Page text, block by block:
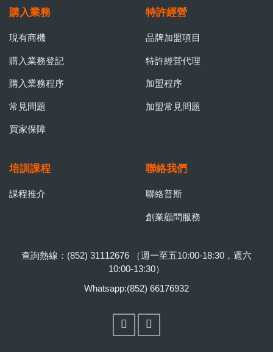
購入業務
現有商機
購入業務登記
購入業務程序
常見問題
買家保障
特許經營
品牌加盟項目
特許經營代理
加盟程序
加盟常見問題
培訓課程
課程推介
聯絡我們
聯絡普斯
創業顧問服務
查詢熱線：(852) 31112676 （週一至五10:00-18:30，週六
10:00-13:30）
Whatsapp:(852) 66176932